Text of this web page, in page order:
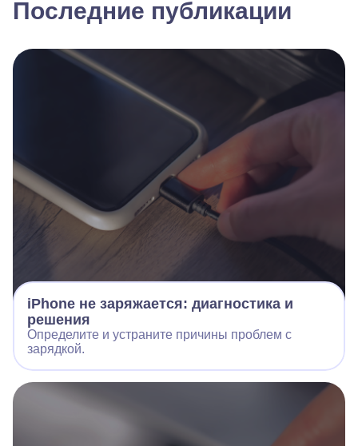
Последние публикации
iPhone не заряжается: диагностика и
решения
Определите и устраните причины проблем с
зарядкой.